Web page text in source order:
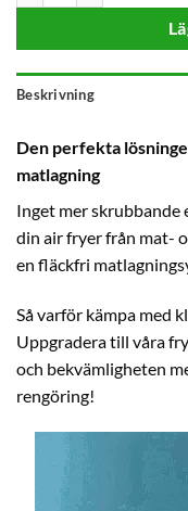
Beskrivning
Den perfekta
matlagning
Inget mer skrubbande
din air fryer från mat-
en fläckfri
Så varför kämpa med
Uppgradera till våra
och bekvämligheten
rengöring!